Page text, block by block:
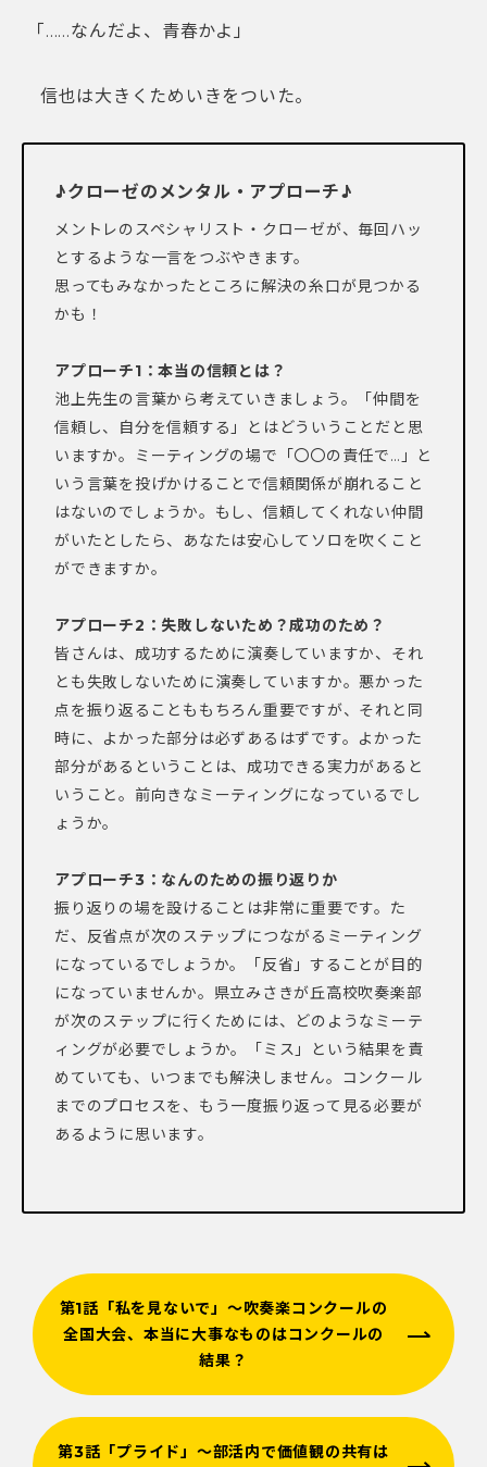
「……なんだよ、青春かよ」
信也は大きくためいきをついた。
♪クローゼのメンタル・アプローチ♪
メントレのスペシャリスト・クローゼが、毎回ハッ
とするような一言をつぶやきます。
思ってもみなかったところに解決の糸口が見つかる
かも！
アプローチ1：本当の信頼とは？
池上先生の言葉から考えていきましょう。「仲間を
信頼し、自分を信頼する」とはどういうことだと思
いますか。ミーティングの場で「〇〇の責任で…」と
いう言葉を投げかけることで信頼関係が崩れること
はないのでしょうか。もし、信頼してくれない仲間
がいたとしたら、あなたは安心してソロを吹くこと
ができますか。
アプローチ2： 失敗しないため？成功のため？
皆さんは、成功するために演奏していますか、それ
とも失敗しないために演奏していますか。悪かった
点を振り返ることももちろん重要ですが、それと同
時に、よかった部分は必ずあるはずです。よかった
部分があるということは、成功できる実力があると
いうこと。前向きなミーティングになっているでし
ょうか。
アプローチ3：なんのための振り返りか
振り返りの場を設けることは非常に重要です。た
だ、反省点が次のステップにつながるミーティング
になっているでしょうか。「反省」することが目的
になっていませんか。県立みさきが丘高校吹奏楽部
が次のステップに行くためには、どのようなミーテ
ィングが必要でしょうか。「ミス」という結果を責
めていても、いつまでも解決しません。コンクール
までのプロセスを、もう一度振り返って見る必要が
あるように思います。
第1話「私を見ないで」～吹奏楽コンクールの
全国大会、本当に大事なものはコンクールの
結果？
第3話「プライド」〜部活内で価値観の共有は